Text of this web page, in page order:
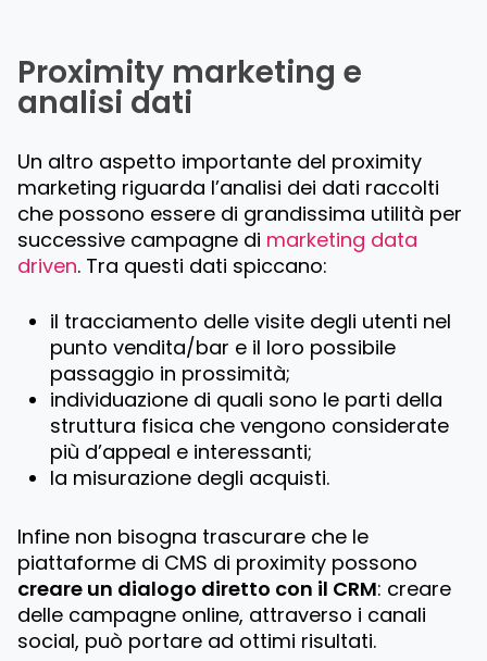
Proximity marketing e
analisi dati
Un altro aspetto importante del proximity
marketing riguarda l’analisi dei dati raccolti
che possono essere di grandissima utilità per
successive campagne di marketing data
driven. Tra questi dati spiccano:
il tracciamento delle visite degli utenti nel
punto vendita/bar e il loro possibile
passaggio in prossimità;
individuazione di quali sono le parti della
struttura fisica che vengono considerate
più d’appeal e interessanti;
la misurazione degli acquisti.
Infine non bisogna trascurare che le
piattaforme di CMS di proximity possono
creare un dialogo diretto con il CRM: creare
delle campagne online, attraverso i canali
social, può portare ad ottimi risultati.